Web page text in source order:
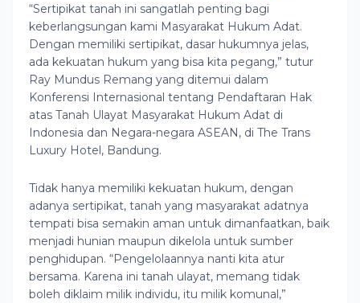
“Sertipikat tanah ini sangatlah penting bagi
keberlangsungan kami Masyarakat Hukum Adat.
Dengan memiliki sertipikat, dasar hukumnya jelas,
ada kekuatan hukum yang bisa kita pegang,” tutur
Ray Mundus Remang yang ditemui dalam
Konferensi Internasional tentang Pendaftaran Hak
atas Tanah Ulayat Masyarakat Hukum Adat di
Indonesia dan Negara-negara ASEAN, di The Trans
Luxury Hotel, Bandung.
Tidak hanya memiliki kekuatan hukum, dengan
adanya sertipikat, tanah yang masyarakat adatnya
tempati bisa semakin aman untuk dimanfaatkan, baik
menjadi hunian maupun dikelola untuk sumber
penghidupan. “Pengelolaannya nanti kita atur
bersama. Karena ini tanah ulayat, memang tidak
boleh diklaim milik individu, itu milik komunal,”